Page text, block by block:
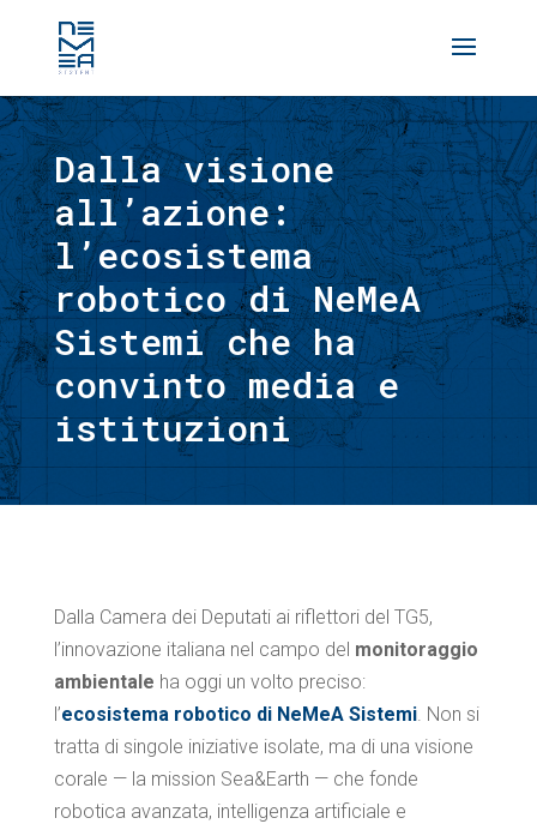
Dalla visione
all’azione:
l’ecosistema
robotico di NeMeA
Sistemi che ha
convinto media e
istituzioni
Dalla Camera dei Deputati ai riflettori del TG5,
l’innovazione italiana nel campo del monitoraggio
ambientale ha oggi un volto preciso:
l’ecosistema robotico di NeMeA Sistemi. Non si
tratta di singole iniziative isolate, ma di una visione
corale — la mission Sea&Earth — che fonde
robotica avanzata, intelligenza artificiale e